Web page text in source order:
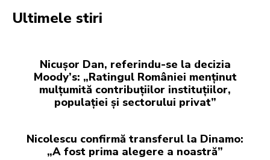
Ultimele stiri
Nicușor Dan, referindu-se la decizia
Moody’s: „Ratingul României menținut
mulțumită contribuțiilor instituțiilor,
populației și sectorului privat”
Nicolescu confirmă transferul la Dinamo:
„A fost prima alegere a noastră”